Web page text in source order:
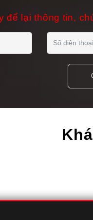
để lại thông tin,